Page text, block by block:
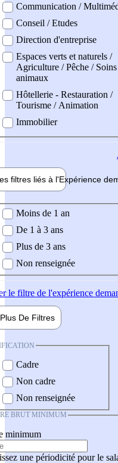
Communication /
Conseil / Etudes
Direction d'entreprise
Espaces verts et naturels /
Agriculture / Pêche /
animaux
Hôtellerie - Restauration /
Tourisme / Animation
Immobilier
filtres liés à l'Expérience
demandée
Moins de 1 an
De 1 à 3 ans
Plus de 3 ans
Non renseignée
le filtre de l'expérience
Plus De Filtres
Cadre
Non cadre
Non renseignée
BRUT MINIMUM
minimum
une périodicité pour le